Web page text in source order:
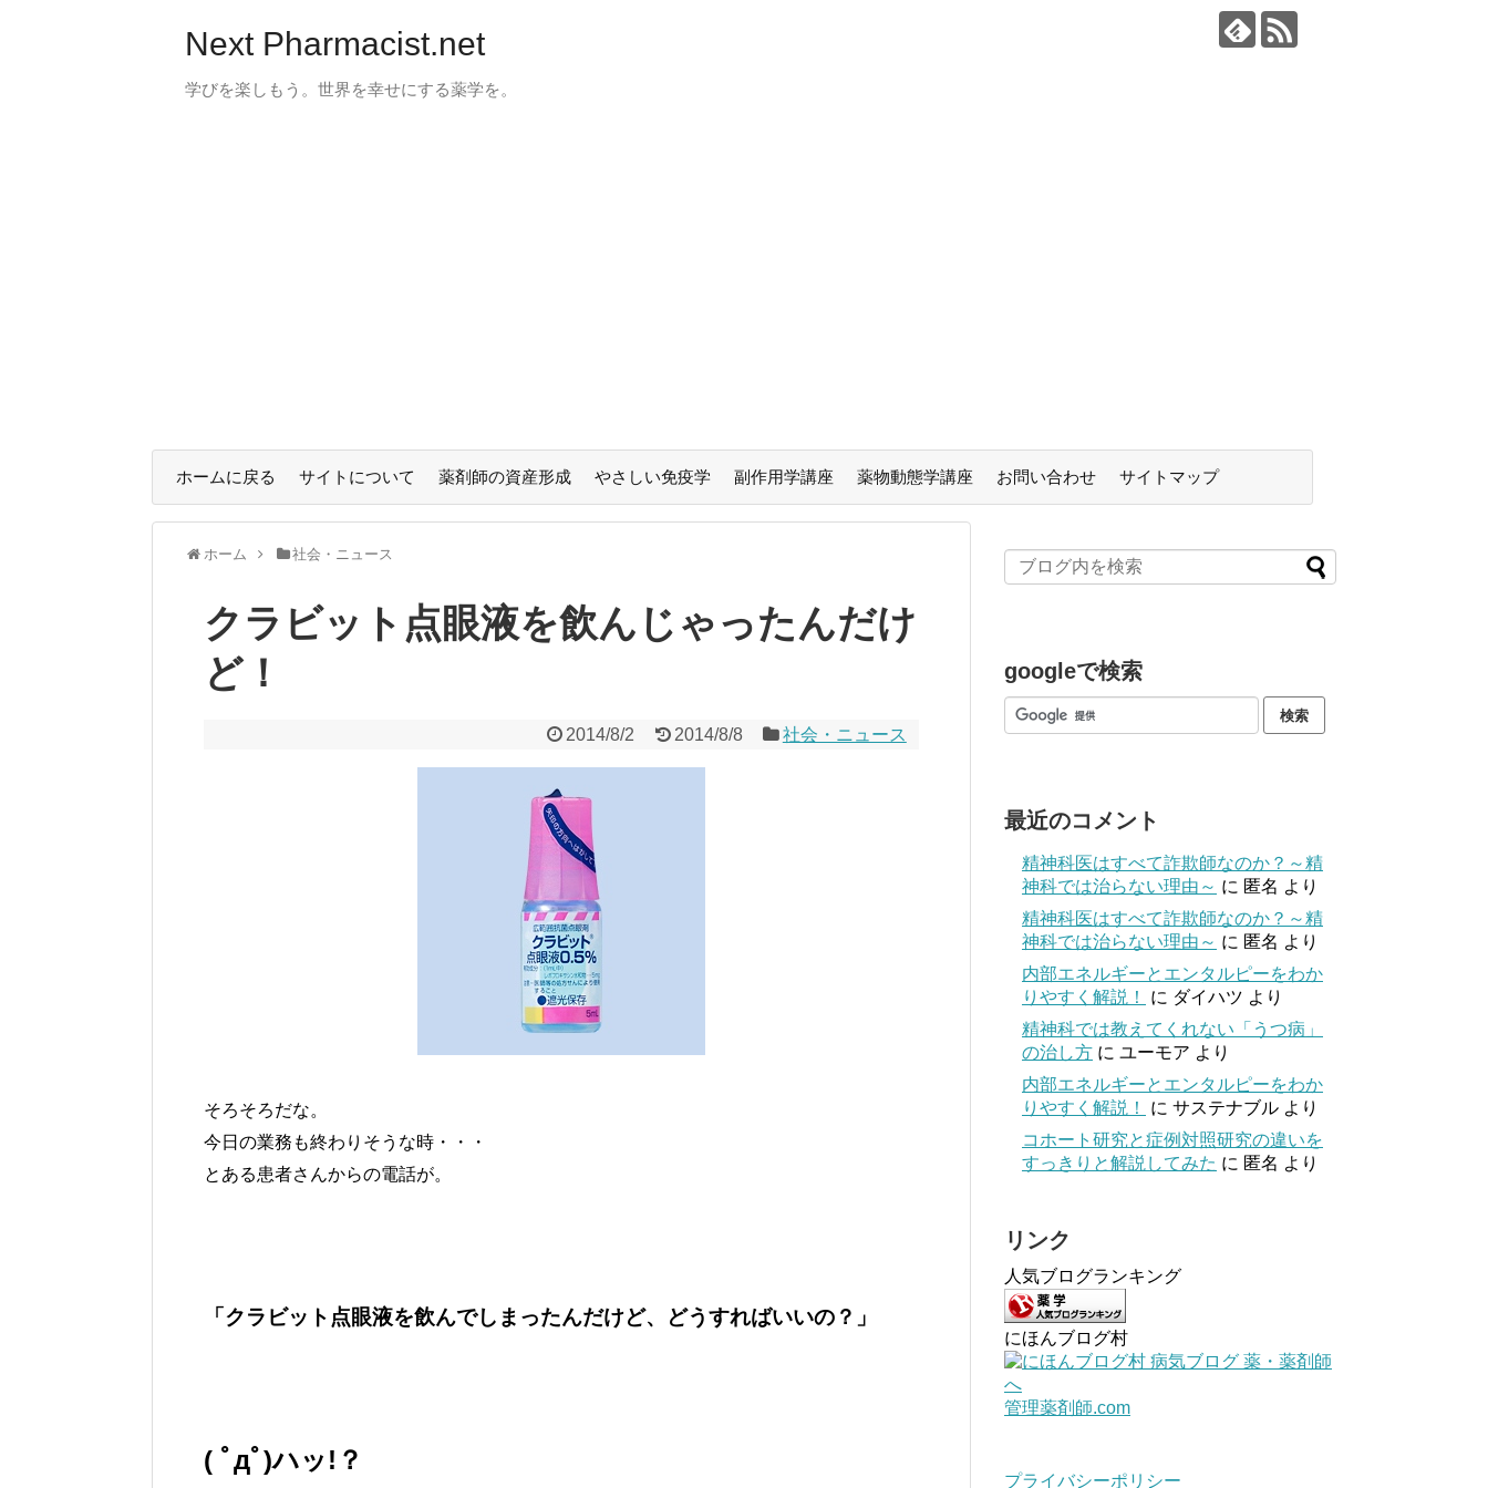
Next Pharmacist.net
学びを楽しもう。世界を幸せにする薬学を。
ホームに戻る サイトについて 薬剤師の資産形成 やさしい免疫学 副作用学講座 薬物動態学講座 お問い合わせ サイトマップ
ホーム 社会・ニュース
クラビット点眼液を飲んじゃったんだけ
ど！
2014/8/2 2014/8/8 社会・ニュース
そろそろだな。
今日の業務も終わりそうな時・・・
とある患者さんからの電話が。
「クラビット点眼液を飲んでしまったんだけど、どうすればいいの？」
( ﾟдﾟ)ハッ!？
googleで検索
最近のコメント
精神科医はすべて詐欺師なのか？～精
神科では治らない理由～ に 匿名 より
精神科医はすべて詐欺師なのか？～精
神科では治らない理由～ に 匿名 より
内部エネルギーとエンタルピーをわか
りやすく解説！
に ダイハツ より
精神科では教えてくれない「うつ病」
の治し方 に ユーモア より
内部エネルギーとエンタルピーをわか
りやすく解説！
に サステナブル より
コホート研究と症例対照研究の違いを
すっきりと解説してみた に 匿名 より
リンク
人気ブログランキング
にほんブログ村
管理薬剤師.com
プライバシーポリシー